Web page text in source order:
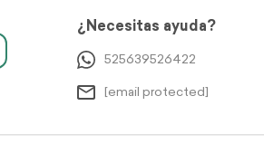
¿Necesitas ayuda?
525639526422
[email protected]